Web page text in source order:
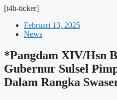
[t4b-ticker]
Februari 13, 2025
News
*Pangdam XIV/Hsn
Gubernur Sulsel
Dalam Rangka